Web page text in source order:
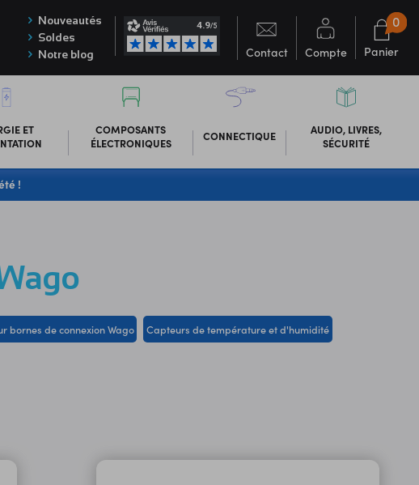
Nouveautés
Soldes
Notre blog
Contact Compte Panier
0
ET
COMPOSANTS
ÉLECTRONIQUES
CONNECTIQUE
AUDIO, LIVRES,
SÉCURITÉ
!
bornes de connexion Wago Capteurs de température et d'humidité